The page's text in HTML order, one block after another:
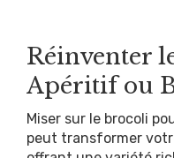
Réinventer
Apéritif ou
Miser sur le brocoli
peut transformer